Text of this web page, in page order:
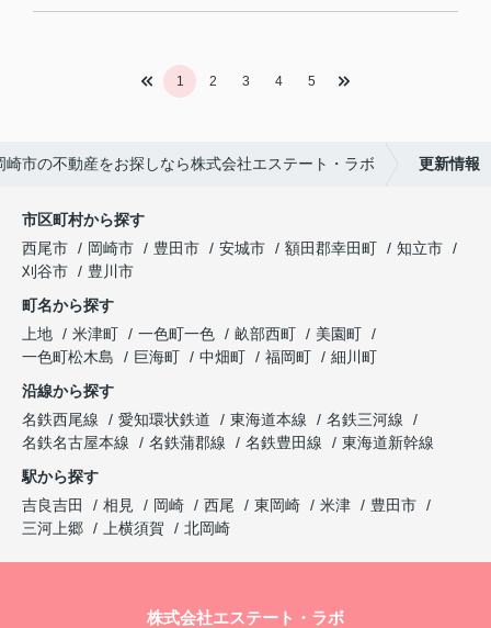
1 2 3 4 5
崎市の不動産をお探しなら株式会社エステート・ラボ 更新情報
市区町村から探す
西尾市
岡崎市 豊田市 安城市 額田郡幸田町
知立市
刈谷市
豊川市
町名から探す
上地
米津町 一色町一色 畝部西町
美園町
一色町松木島
巨海町 中畑町 福岡町
細川町
沿線から探す
名鉄西尾線
愛知環状鉄道 東海道本線
名鉄三河線
名鉄名古屋本線
名鉄蒲郡線 名鉄豊田線
東海道新幹線
駅から探す
吉良吉田
相見 岡崎 西尾 東岡崎 米津
豊田市
三河上郷
上横須賀 北岡崎
株式会社エステート・ラボ